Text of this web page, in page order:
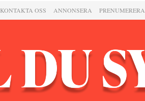
KONTAKTA OSS ANNONSERA PRENUMERERA